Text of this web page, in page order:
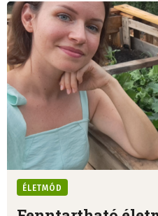
ÉLETMÓD